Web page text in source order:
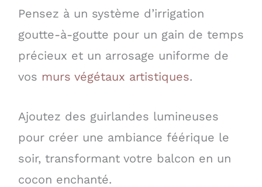
Pensez à un système d’irrigation
goutte-à-goutte pour un gain de temps
précieux et un arrosage uniforme de
vos murs végétaux artistiques.
Ajoutez des guirlandes lumineuses
pour créer une ambiance féérique le
soir, transformant votre balcon en un
cocon enchanté.